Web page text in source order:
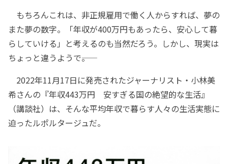
もちろんこれは、非正規雇用で働く人からすれば、夢の
また夢の数字。「年収が400万円もあったら、安心して暮
らしていける」と考えるのも当然だろう。しかし、現実は
ちょっと違うようで――。
2022年11月17日に発売されたジャーナリスト・小林美
希さんの『年収443万円 安すぎる国の絶望的な生活』
（講談社）は、そんな平均年収で暮らす人々の生活実態に
迫ったルポルタージュだ。